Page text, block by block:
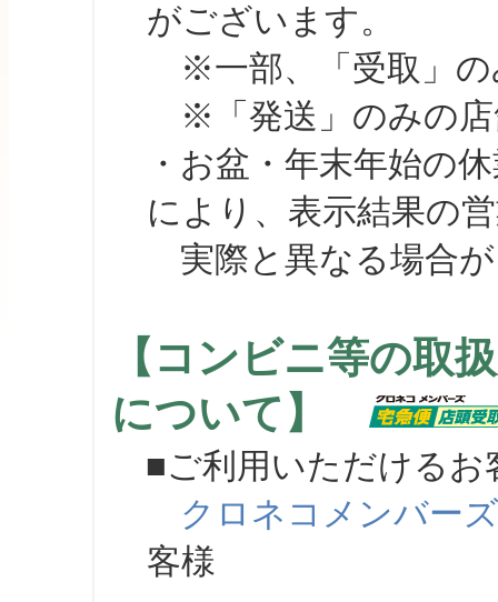
がございます。
※一部、「受取」の
※「発送」のみの店
・お盆・年末年始の
により、表示結果の
実際と異なる場合が
【コンビニ等の取
について】
■ご利用いただけるお
クロネコメンバーズ
客様